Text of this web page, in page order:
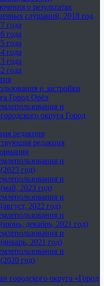
о результатах
слушаний, 2018 год
года
года
года
года
года
года
и застройки
Город Орёл
и
округа Город
редакция
редакция
и
год)
и
2023 год)
и
2022 год)
и
декабрь, 2021 год)
и
2021 год)
и
год)
городского округа «Город